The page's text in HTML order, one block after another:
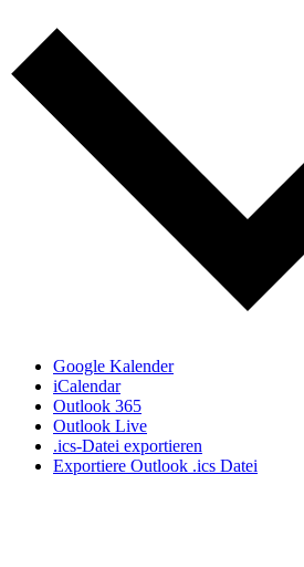
Google Kalender
iCalendar
Outlook 365
Outlook Live
.ics-Datei exportieren
Exportiere Outlook .ics Datei